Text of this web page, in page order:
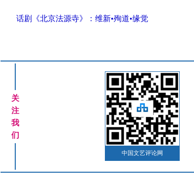
话剧《北京法源寺》：维新•殉道•缘觉
关
注
我
们
中国文艺评论网